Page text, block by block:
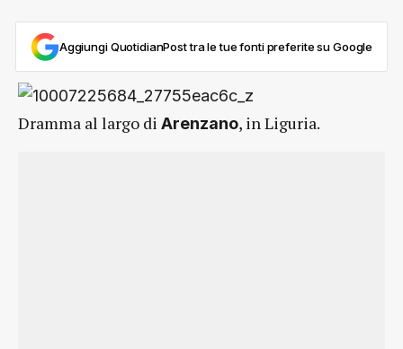
Aggiungi QuotidianPost tra le tue fonti preferite su Google
Dramma al largo di Arenzano, in Liguria.